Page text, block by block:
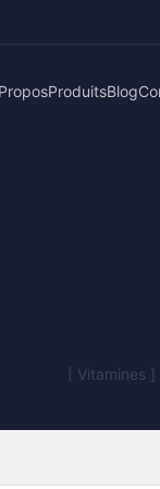
ProduitsBlog
[ Vitamines ]